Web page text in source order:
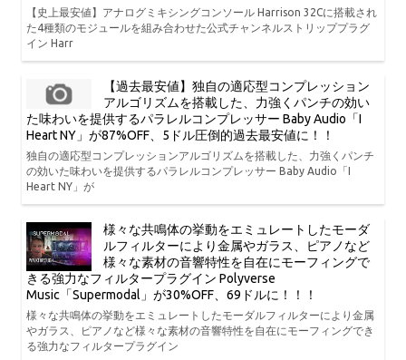
【史上最安値】アナログミキシングコンソール Harrison 32Cに搭載され
た4種類のモジュールを組み合わせた公式チャンネルストリッププラグ
イン Harr
【過去最安値】独自の適応型コンプレッション
アルゴリズムを搭載した、力強くパンチの効い
た味わいを提供するパラレルコンプレッサー Baby Audio「I
Heart NY」が87%OFF、5ドル圧倒的過去最安値に！！
独自の適応型コンプレッションアルゴリズムを搭載した、力強くパンチ
の効いた味わいを提供するパラレルコンプレッサー Baby Audio「I
Heart NY」が
様々な共鳴体の挙動をエミュレートしたモーダ
ルフィルターにより金属やガラス、ピアノなど
様々な素材の音響特性を自在にモーフィングで
きる強力なフィルタープラグイン Polyverse
Music「Supermodal」が30%OFF、69ドルに！！！
様々な共鳴体の挙動をエミュレートしたモーダルフィルターにより金属
やガラス、ピアノなど様々な素材の音響特性を自在にモーフィングでき
る強力なフィルタープラグイン